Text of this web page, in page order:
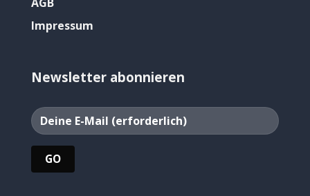
Impressum
Newsletter abonnieren